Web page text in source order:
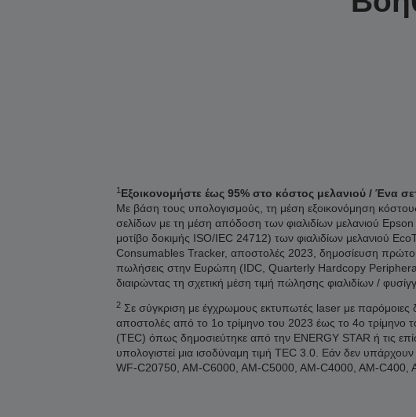
1Εξοικονομήστε έως 95% στο κόστος μελανιού / Ένα
Με βάση τους υπολογισμούς, τη μέση εξοικονόμηση
σελίδων με τη μέση απόδοση των φιαλιδίων μελανιού
μοτίβο δοκιμής ISO/IEC 24712) των φιαλιδίων μελανιού
Consumables Tracker, αποστολές 2023, δημοσίευση
πωλήσεις στην Ευρώπη (IDC, Quarterly Hardcopy
διαιρώντας τη σχετική μέση τιμή πώλησης φιαλιδίων /
2Σε σύγκριση με έγχρωμους εκτυπωτές laser με
αποστολές από το 1ο τρίμηνο του 2023 έως το 4ο τρίμηνο
(TEC) όπως δημοσιεύτηκε από την ENERGY STAR ή τις
υπολογιστεί μια ισοδύναμη τιμή TEC 3.0. Εάν δεν
WF-C20750, AM-C6000, AM-C5000, AM-C4000, AM-